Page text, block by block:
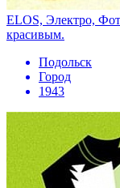
ELOS, Электро,
красивым.
Подольск
Город
1943